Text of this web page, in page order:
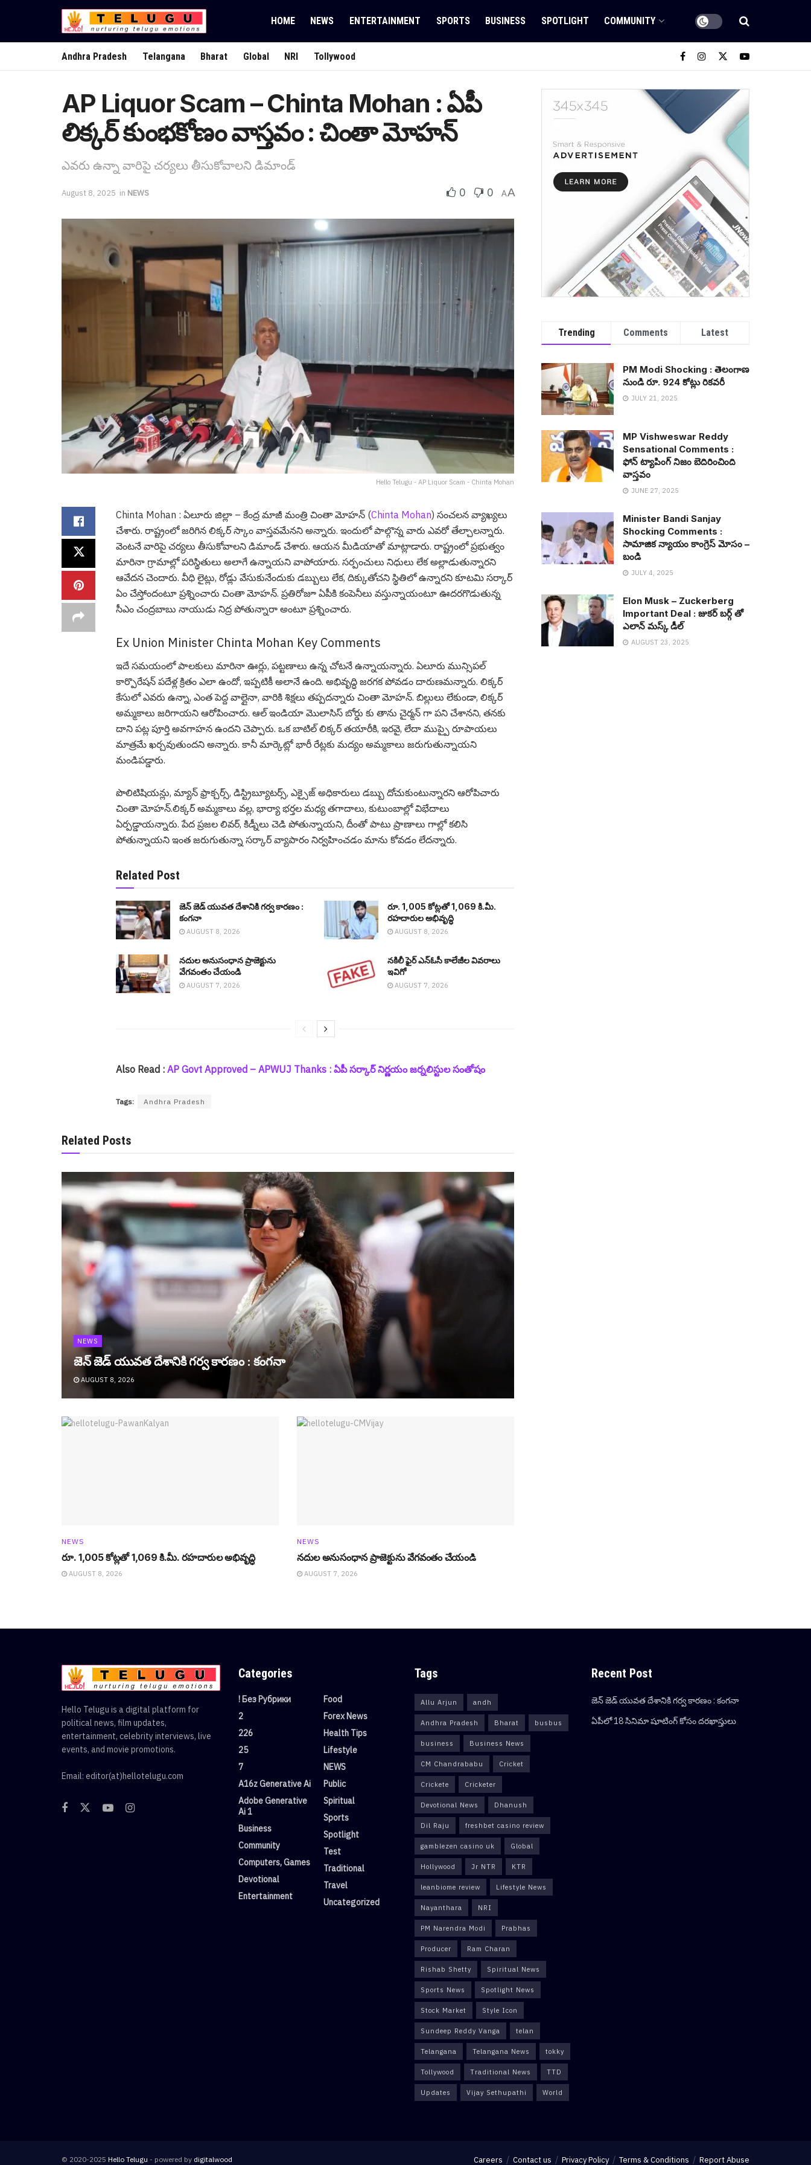
HOME NEWS ENTERTAINMENT SPORTS BUSINESS SPOTLIGHT COMMUNITY
Andhra Pradesh Telangana Bharat Global NRI Tollywood
AP Liquor Scam – Chinta Mohan : ఏపీ
లిక్క‌ర్ కుంభ‌కోణం వాస్త‌వం : చింతా మోహ‌న్
ఎవ‌రు ఉన్నా వారిపై చ‌ర్య‌లు తీసుకోవాల‌ని డిమాండ్
August 8, 2025 in NEWS 0 0 AA
Hello Telugu - AP Liquor Scam - Chinta Mohan
Chinta Mohan : ఏలూరు జిల్లా – కేంద్ర మాజీ మంత్రి చింతా మోహ‌న్ (Chinta Mohan) సంచ‌ల‌న వ్యాఖ్య‌లు
చేశారు. రాష్ట్రంలో జ‌రిగిన లిక్క‌ర్ స్కాం వాస్త‌వ‌మేన‌ని అన్నారు. ఇందులో పాల్గొన్న వారు ఎవ‌రో తేల్చాల‌న్నారు.
వెంట‌నే వారిపై చ‌ర్య‌లు తీసుకోవాల‌ని డిమాండ్ చేశారు. ఆయ‌న మీడియాతో మాట్లాడారు. రాష్ట్రంలో ప్ర‌భుత్వం
మారినా గ్రామాల్లో ప‌రిస్థితులు అలాగే ఉన్నాయ‌ని వాపోయారు. స‌ర్పంచులు నిధులు లేక అల్లాడుతున్నార‌ని
ఆవేద‌న చెందారు. వీధి లైట్లు, రోడ్లు వేసుకునేందుకు డబ్బులు లేక, దిక్కుతోచని స్థితిలో ఉన్నారని కూట‌మి స‌ర్కార్
ఏం చేస్తోందంటూ ప్ర‌శ్నించారు చింతా మోహ‌న్. ప్ర‌తిరోజూ ఏపీకి కంపెనీలు వ‌స్తున్నాయంటూ ఊద‌ర‌గొడుతున్న
సీఎం చంద్ర‌బాబు నాయుడు నిద్ర పోతున్నారా అంటూ ప్ర‌శ్నించారు.
Ex Union Minister Chinta Mohan Key Comments
ఇదే స‌మ‌యంలో పాల‌కులు మారినా ఊర్లు, ప‌ట్ట‌ణాలు ఉన్న చోట‌నే ఉన్నాయ‌న్నారు. ఏలూరు మున్సిపల్
కార్పొరేషన్ పదేళ్ల క్రితం ఎలా ఉందో, ఇప్పటికీ అలానే ఉంది. అభివృద్ధి జ‌ర‌గక పోవ‌డం దారుణ‌మ‌న్నారు. లిక్కర్
కేసులో ఎవరు ఉన్నా, ఎంత పెద్ద వాల్లైనా, వారికి శిక్షలు తప్పదన్నారు చింతా మోహ‌న్. బిల్లులు లేకుండా, లిక్కర్
అమ్మకాలు జరిగాయ‌ని ఆరోపించారు. ఆల్ ఇండియా మొలాసిస్ బోర్డు కు తాను చైర్మ‌న్ గా ప‌ని చేశాన‌ని, త‌న‌కు
దాని ప‌ట్ల పూర్తి అవ‌గాహ‌న ఉంద‌ని చెప్పారు. ఒక బాటిల్ లిక్కర్ తయారీకి, ఇరవై, లేదా ముప్పై రూపాయలు
మాత్ర‌మే ఖర్చవుతుంద‌ని అన్నారు. కానీ మార్కెట్లో భారీ రేట్లకు మద్యం అమ్మకాలు జరుగుతున్నాయని
మండిప‌డ్డారు.
పొలిటిషియన్లు, మ్యాన్ ఫ్రాక్చర్స్, డిస్ట్రిబ్యూటర్స్, ఎక్సైజ్ అధికారులు డబ్బు దోచుకుంటున్నారని ఆరోపిచారు
చింతా మోహ‌న్.లిక్కర్ అమ్మకాలు వల్ల, భార్యా భర్తల మధ్య తగాదాలు, కుటుంబాల్లో విభేదాలు
ఏర్పడ్డాయ‌న్నారు. పేద ప్రజల లివర్, కిడ్నీలు చెడి పోతున్నాయ‌ని, దీంతో పాటు ప్రాణాలు గాల్లో క‌లిసి
పోతున్నాయ‌ని ఇంత జ‌రుగుతున్నా స‌ర్కార్ వ్యాపారం నిర్వహించ‌డం మాను కోవ‌డం లేద‌న్నారు.
Related Post
జెన్ జెడ్ యువ‌త దేశానికి గ‌ర్వ కార‌ణం :
కంగ‌నా
AUGUST 8, 2026
రూ. 1,005 కోట్లతో 1,069 కి.మీ.
రహదారుల అభివృద్ధి
AUGUST 8, 2026
నదుల అనుసంధాన ప్రాజెక్టును
వేగ‌వంతం చేయండి
AUGUST 7, 2026
నకిలీ ఫైర్ ఎన్ఓసీ కాలేజీల వివ‌రాలు
ఇవిగో
AUGUST 7, 2026
Also Read : AP Govt Approved – APWUJ Thanks : ఏపీ స‌ర్కార్ నిర్ణ‌యం జ‌ర్న‌లిస్టుల సంతోషం
Tags: Andhra Pradesh
Related Posts
NEWS
జెన్ జెడ్ యువ‌త దేశానికి గ‌ర్వ కార‌ణం : కంగ‌నా
AUGUST 8, 2026
NEWS
రూ. 1,005 కోట్లతో 1,069 కి.మీ. రహదారుల అభివృద్ధి
AUGUST 8, 2026
NEWS
నదుల అనుసంధాన ప్రాజెక్టును వేగ‌వంతం చేయండి
AUGUST 7, 2026
Trending Comments Latest
PM Modi Shocking : తెలంగాణ
నుండి రూ. 924 కోట్లు రిక‌వ‌రీ
JULY 21, 2025
MP Vishweswar Reddy
Sensational Comments :
ఫోన్ ట్యాపింగ్ నిజం బెదిరించింది
వాస్త‌వం
JUNE 27, 2025
Minister Bandi Sanjay
Shocking Comments :
సామాజిక న్యాయం కాంగ్రెస్ మోసం –
బండి
JULY 4, 2025
Elon Musk – Zuckerberg
Important Deal : జుక‌ర్ బ‌ర్గ్ తో
ఎలాన్ మ‌స్క్ డీల్
AUGUST 23, 2025
Hello Telugu is a digital platform for
political news, film updates,
entertainment, celebrity interviews, live
events, and movie promotions.
Email: editor(at)hellotelugu.com
Categories
! Без Рубрики
2
226
25
7
A16z Generative Ai
Adobe Generative
Ai 1
Business
Community
Computers, Games
Devotional
Entertainment
Food
Forex News
Health Tips
Lifestyle
NEWS
Public
Spiritual
Sports
Spotlight
Test
Traditional
Travel
Uncategorized
Tags
Allu Arjun andh
Andhra Pradesh Bharat busbus
business Business News
CM Chandrababu Cricket
Crickete Cricketer
Devotional News Dhanush
Dil Raju freshbet casino review
gamblezen casino uk Global
Hollywood Jr NTR KTR
leanbiome review Lifestyle News
Nayanthara NRI
PM Narendra Modi Prabhas
Producer Ram Charan
Rishab Shetty Spiritual News
Sports News Spotlight News
Stock Market Style Icon
Sundeep Reddy Vanga telan
Telangana Telangana News tokky
Tollywood Traditional News TTD
Updates Vijay Sethupathi World
Recent Post
జెన్ జెడ్ యువ‌త దేశానికి గ‌ర్వ కార‌ణం : కంగ‌నా
ఏపీలో 18 సినిమా షూటింగ్ కోసం దరఖాస్తులు
Careers Contact us Privacy Policy Terms & Conditions Report Abuse
© 2020-2025 Hello Telugu - powered by digitalwood